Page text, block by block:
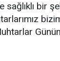
bir